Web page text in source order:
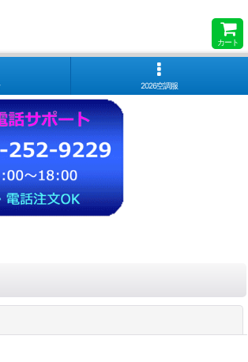
カート
2026空調服